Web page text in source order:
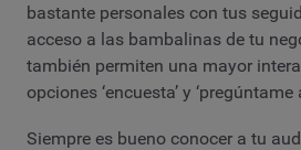
bastante personales con tus
acceso a las bambalinas de tu
también permiten una mayor
opciones ‘encuesta’ y ‘pregúntame
Siempre es bueno conocer a tu